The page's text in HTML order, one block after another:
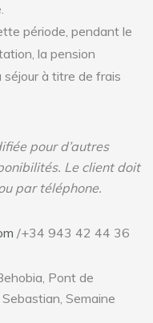
période, pendant le
la pension
à titre de frais
pour d’autres
Le client doit
par téléphone.
/+34 943 42 44 36
Pont de
Semaine